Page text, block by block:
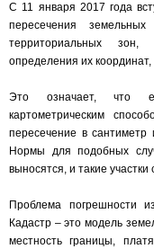
С 11 января 2017 года
пересечения
территориальных
определения их
Это означает, что
картометрическим
пересечение в
Нормы для подобных
выносятся, и такие участки
Проблема погрешности
Кадастр – это модель
местность границы,